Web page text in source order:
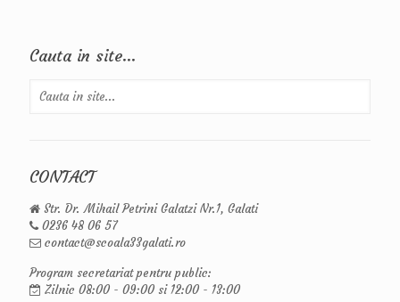
Cauta in site…
CONTACT
Str. Dr. Mihail Petrini Galatzi Nr.1, Galati
0236 48 06 57
contact@scoala33galati.ro
Program secretariat pentru public:
Zilnic 08:00 - 09:00 si 12:00 - 13:00